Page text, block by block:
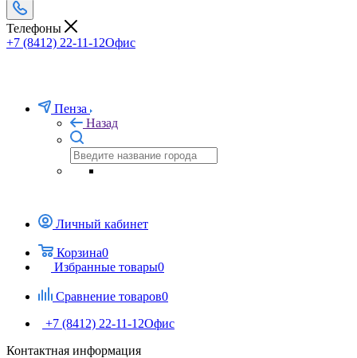
Телефоны
+7 (8412) 22-11-12Офис
Пенза
Назад
Личный кабинет
Корзина0
Избранные товары0
Сравнение товаров0
+7 (8412) 22-11-12Офис
Контактная информация